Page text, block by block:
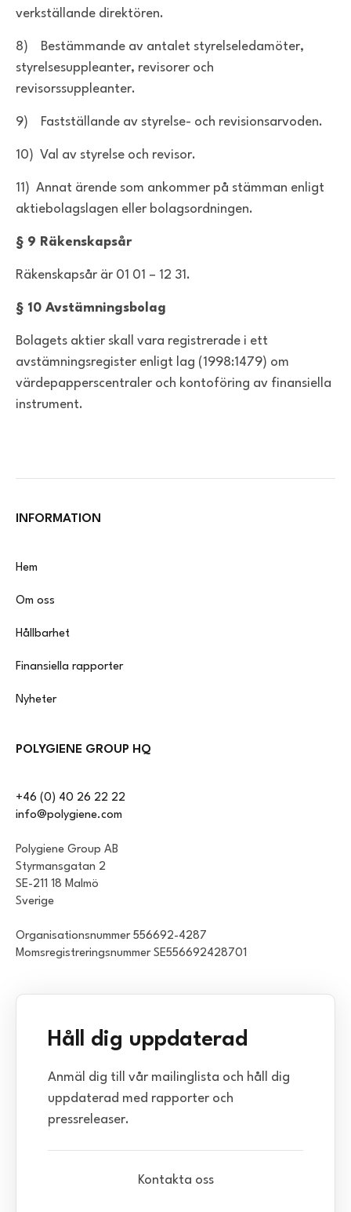
verkställande direktören.
8) Bestämmande av antalet styrelseledamöter,
styrelsesuppleanter, revisorer och
revisorssuppleanter.
9) Fastställande av styrelse- och revisionsarvoden.
10) Val av styrelse och revisor.
11) Annat ärende som ankommer på stämman enligt
aktiebolagslagen eller bolagsordningen.
§ 9 Räkenskapsår
Räkenskapsår är 01 01 – 12 31.
§ 10 Avstämningsbolag
Bolagets aktier skall vara registrerade i ett
avstämningsregister enligt lag (1998:1479) om
värdepapperscentraler och kontoföring av finansiella
instrument.
INFORMATION
Hem
Om oss
Hållbarhet
Finansiella rapporter
Nyheter
POLYGIENE GROUP HQ
+46 (0) 40 26 22 22
info@polygiene.com
Polygiene Group AB
Styrmansgatan 2
SE-211 18 Malmö
Sverige
Organisationsnummer 556692-4287
Momsregistreringsnummer SE556692428701
Håll dig uppdaterad
Anmäl dig till vår mailinglista och håll dig
uppdaterad med rapporter och
pressreleaser.
Kontakta oss